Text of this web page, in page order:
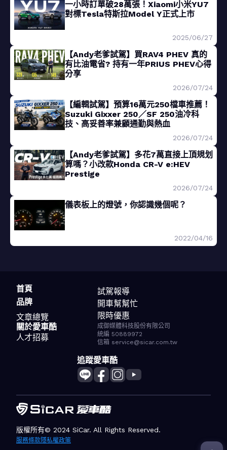
一小時訂單破28萬張！Xiaomi小米YU7
對標Tesla特斯拉Model Y正式上市
2025/06/27
【Andy老爹試駕】買RAV4 PHEV 真的
有比油電省? 持有一年PRIUS PHEV心得
分享
2026/07/24
【編輯試駕】預算16萬元250檔車推薦！
Suzuki Gixxer 250／SF 250油冷科
技、高妥善率兼顧通勤與熱血
2026/07/24
【Andy老爹試駕】多花7萬直接上頂規划
算嗎？小改款Honda CR-V e:HEV
Prestige
2026/07/24
儀表板上的燈號，你認識幾個呢？
2022/04/16
首頁
品牌
文章總覽
試駕報導
開車幫幫忙
限時優惠
關於愛車酷
人才招募
成御媒體科技股份有限公司
統編 50889972
信箱 service@sicar.com.tw
追蹤愛車酷
版權所有© 2024 SiCar. All Rights Reserved.
服務條款隱私權政策